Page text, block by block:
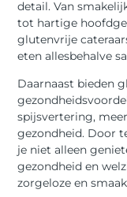
detail. Van
tot hartige
glutenvrije
eten allesbehalve
Daarnaast bieden
spijsvertering,
gezondheid. Door
je niet alleen
gezondheid en
zorgeloze en